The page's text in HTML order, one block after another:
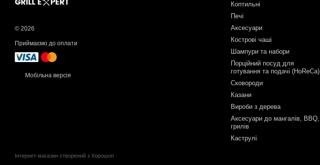
© 2026
Приймаємо до оплати
Мобільна версія
Інтернет-магазин створений з Хорошоп
Коптильні
Печі
Аксесуари
Кострові чаші
Шампури та набори
Порційний посуд для
готування та подачі (HoReCa)
Сковороди
Казани
Вироби з дерева
Аксесуари до мангалів, BBQ,
грилів
Каструлі